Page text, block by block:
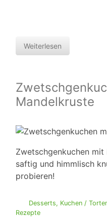
Weiterlesen
Mandelkruste
Zwetschgenkuchen mit
saftig und himmlisch
probieren!
Desserts, Kuchen /
Rezepte